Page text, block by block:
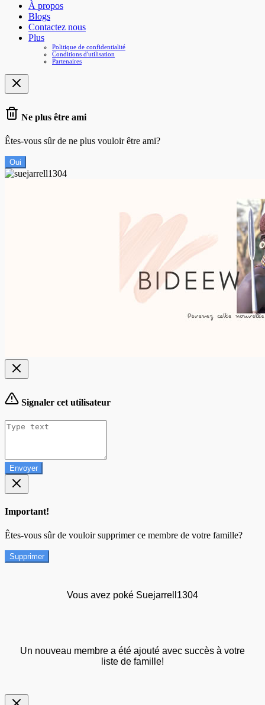
À propos
Blogs
Contactez nous
Plus
Politique de confidentialité
Conditions d'utilisation
Partenaires
Ne plus être ami
Êtes-vous sûr de ne plus vouloir être ami?
Oui
Signaler cet utilisateur
Envoyer
Important!
Êtes-vous sûr de vouloir supprimer ce membre de votre famille?
Supprimer
Vous avez poké Suejarrell1304
Un nouveau membre a été ajouté avec succès à votre
liste de famille!